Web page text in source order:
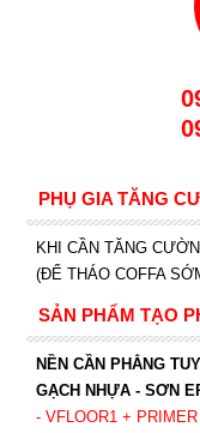
PHỤ GIA TĂNG
KHI CẦN TĂNG
(ĐỂ THÁO COFFA
SẢN PHẨM TẠO
NỀN CẦN PHẲNG
GẠCH NHỰA - SƠN
- VFLOOR1+ PRIMER